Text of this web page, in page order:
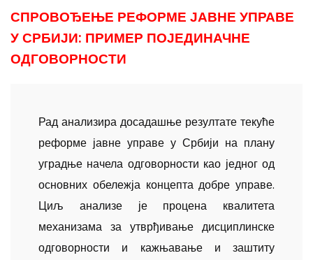
СПРОВОЂЕЊЕ РЕФОРМЕ ЈАВНЕ УПРАВЕ
У СРБИЈИ: ПРИМЕР ПОЈЕДИНАЧНЕ
ОДГОВОРНОСТИ
Рад анализира досадашње резултате текуће
реформе јавне управе у Србији на плану
уградње начела одговорности као једног од
основних обележја концепта добре управе.
Циљ анализе је процена квалитета
механизама за утврђивање дисциплинске
одговорности и кажњавање и заштиту